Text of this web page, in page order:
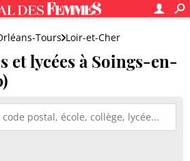
Tours Loir-et-Cher
et lycées à Soings-en-